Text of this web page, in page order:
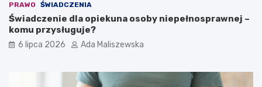
PRAWO ŚWIADCZENIA
Świadczenie dla opiekuna osoby niepełnosprawnej –
komu przysługuje?
6 lipca 2026 Ada Maliszewska